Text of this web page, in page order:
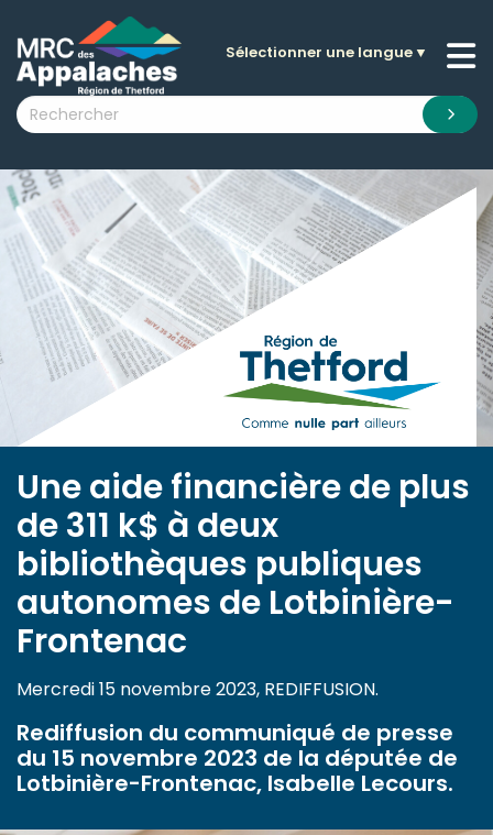
submenu (La MRC )
submenu (Citoyens )
submenu (Visiteurs )
submenu (Nouvelles )
submenu (Documentation )
Sélectionner une langue▼
Une aide financière de plus
de 311 k$ à deux
bibliothèques publiques
autonomes de Lotbinière-
Frontenac
Mercredi 15 novembre 2023, REDIFFUSION.
Rediffusion du communiqué de presse
du 15 novembre 2023 de la députée de
Lotbinière-Frontenac, Isabelle Lecours.